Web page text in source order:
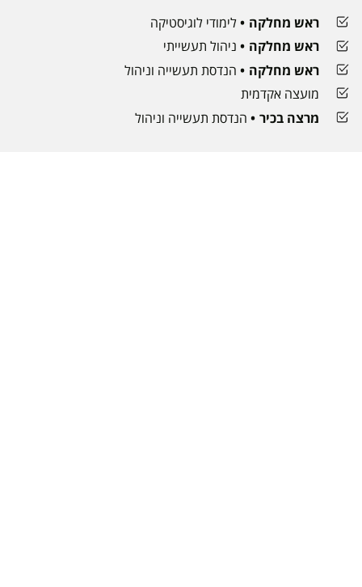
ראש מחלקה
לימודי לוגיסטיקה
ראש מחלקה
ניהול תעשייתי
ראש מחלקה
הנדסת תעשייה וניהול
מועצה אקדמית
מרצה בכיר
הנדסת תעשייה וניהול